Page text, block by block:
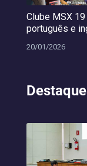
Clube MSX
português e
20/01/2026